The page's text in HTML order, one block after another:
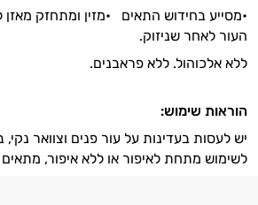
בסיס
שמנים
אתרים
קוסמטיקה
•מסייע בחידוש התאים •מזין ומתחזק
העור לאחר שניזוק.
ללא אלכוהול. ללא פראבנים.
הוראות שימוש:
יש לעסות בעדינות על עור פנים וצוואר נקי,
לשימוש מתחת לאיפור או ללא איפור, מתאים